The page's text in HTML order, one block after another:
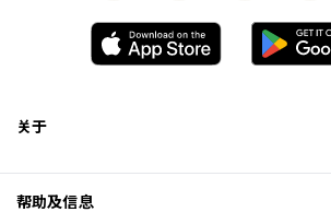
关于
帮助及信息